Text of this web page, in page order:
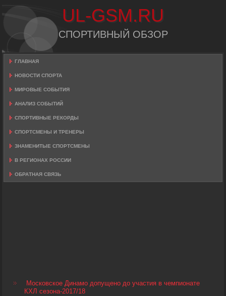
UL-GSM.RU
СПОРТИВНЫЙ ОБЗОР
ГЛАВНАЯ
НОВОСТИ СПОРТА
МИРОВЫЕ СОБЫТИЯ
АНАЛИЗ СОБЫТИЙ
СПОРТИВНЫЕ РЕКОРДЫ
СПОРТСМЕНЫ И ТРЕНЕРЫ
ЗНАМЕНИТЫЕ СПОРТСМЕНЫ
В РЕГИОНАХ РОССИИ
ОБРАТНАЯ СВЯЗЬ
Московское Динамо допущено до участия в чемпионате
КХЛ сезона-2017/18